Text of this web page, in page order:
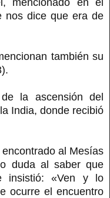
nos dice que era de
también su
la ascensión del
India, donde recibió
al Mesías
duda al saber que
insistió: «Ven y lo
ocurre el encuentro